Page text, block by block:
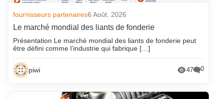
fournisseurs partenaires6 Août. 2026
Le marché mondial des liants de fonderie
Présentation Le marché mondial des liants de fonderie peut
être défini comme l’industrie qui fabrique […]
piwi 47 0